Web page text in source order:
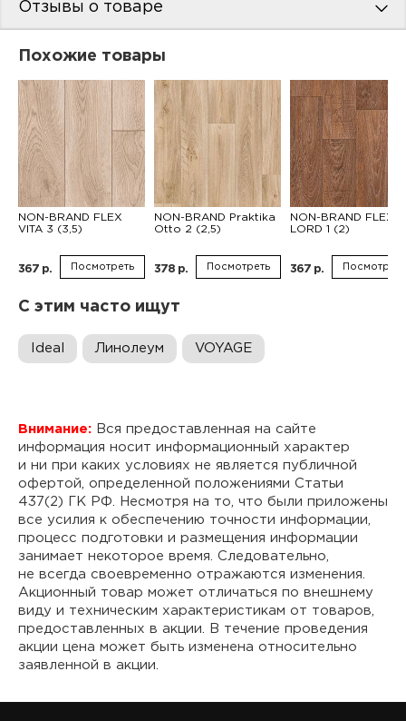
Отзывы о товаре
Похожие товары
NON-BRAND FLEX
VITA 3 (3,5)
367 р. Посмотреть
NON-BRAND Praktika
Otto 2 (2,5)
378 р. Посмотреть
NON-BRAND FLEX
LORD 1 (2)
367 р. Посмотреть
С этим часто ищут
Ideal Линолеум VOYAGE
Внимание: Вся предоставленная на сайте
информация носит информационный характер
и ни при каких условиях не является публичной
офертой, определенной положениями Статьи
437(2) ГК РФ. Несмотря на то, что были приложены
все усилия к обеспечению точности информации,
процесс подготовки и размещения информации
занимает некоторое время. Следовательно,
не всегда своевременно отражаются изменения.
Акционный товар может отличаться по внешнему
виду и техническим характеристикам от товаров,
предоставленных в акции. В течение проведения
акции цена может быть изменена относительно
заявленной в акции.